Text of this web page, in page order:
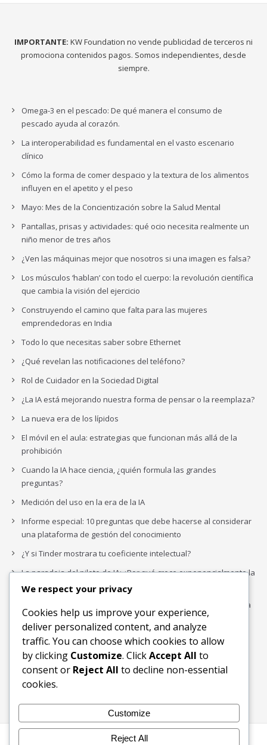
IMPORTANTE: KW Foundation no vende publicidad de terceros ni
promociona contenidos pagos. Somos independientes, desde
siempre.
Omega-3 en el pescado: De qué manera el consumo de
pescado ayuda al corazón.
La interoperabilidad es fundamental en el vasto escenario
clínico
Cómo la forma de comer despacio y la textura de los alimentos
influyen en el apetito y el peso
Mayo: Mes de la Concientización sobre la Salud Mental
Pantallas, prisas y actividades: qué ocio necesita realmente un
niño menor de tres años
¿Ven las máquinas mejor que nosotros si una imagen es falsa?
Los músculos ‘hablan’ con todo el cuerpo: la revolución científica
que cambia la visión del ejercicio
Construyendo el camino que falta para las mujeres
emprendedoras en India
Todo lo que necesitas saber sobre Ethernet
¿Qué revelan las notificaciones del teléfono?
Rol de Cuidador en la Sociedad Digital
¿La IA está mejorando nuestra forma de pensar o la reemplaza?
La nueva era de los lípidos
El móvil en el aula: estrategias que funcionan más allá de la
prohibición
Cuando la IA hace ciencia, ¿quién formula las grandes
preguntas?
Medición del uso en la era de la IA
Informe especial: 10 preguntas que debe hacerse al considerar
una plataforma de gestión del conocimiento
¿Y si Tinder mostrara tu coeficiente intelectual?
La paradoja del piloto de IA: ¿Por qué crece exponencialmente la
complejidad de la IA empresarial?
Los organigramas de marketing se crearon para los canales. La
IA acaba de dejarlos obsoletos.
Buscar
Buscar
We respect your privacy
Cookies help us improve your experience,
deliver personalized content, and analyze
traffic. You can choose which cookies to allow
by clicking Customize. ClickAccept All to
consent or Reject All to decline non-essential
cookies.
Customize
Reject All